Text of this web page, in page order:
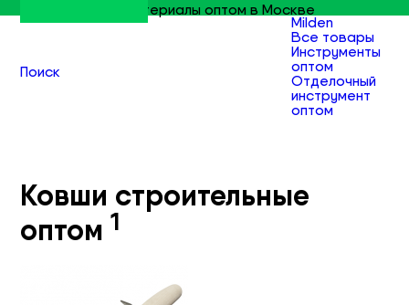
Строительные материалы оптом в Москве
Поиск
Milden
Все товары
Инструменты
оптом
Отделочный
инструмент
оптом
Ковши строительные
оптом1